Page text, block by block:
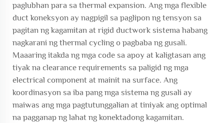
paglubhan para sa thermal expansion. Ang mga flexible
duct koneksyon ay nagpigil sa paglipon ng tensyon sa
pagitan ng kagamitan at rigid ductwork sistema habang
nagkarani ng thermal cycling o pagbaba ng gusali.
Maaaring itakda ng mga code sa apoy at kaligtasan ang
tiyak na clearance requirements sa paligid ng mga
electrical component at mainit na surface. Ang
koordinasyon sa iba pang mga sistema ng gusali ay
maiwas ang mga pagtutunggalian at tiniyak ang optimal
na pagganap ng lahat ng konektadong kagamitan.